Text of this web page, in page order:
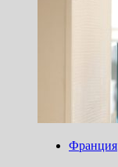
Франция